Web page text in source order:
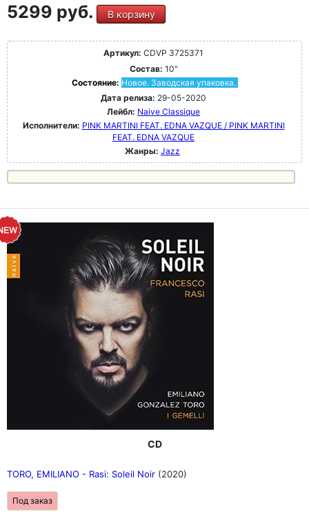
5299 руб. В корзину
Артикул: CDVP 3725371
Состав: 10"
Состояние: Новое. Заводская упаковка.
Дата релиза: 29-05-2020
Лейбл: Naive Classique
Исполнители: PINK MARTINI FEAT. EDNA VAZQUE / PINK MARTINI
FEAT. EDNA VAZQUE
Жанры: Jazz
CD
TORO, EMILIANO - Rasi: Soleil Noir (2020)
Под заказ